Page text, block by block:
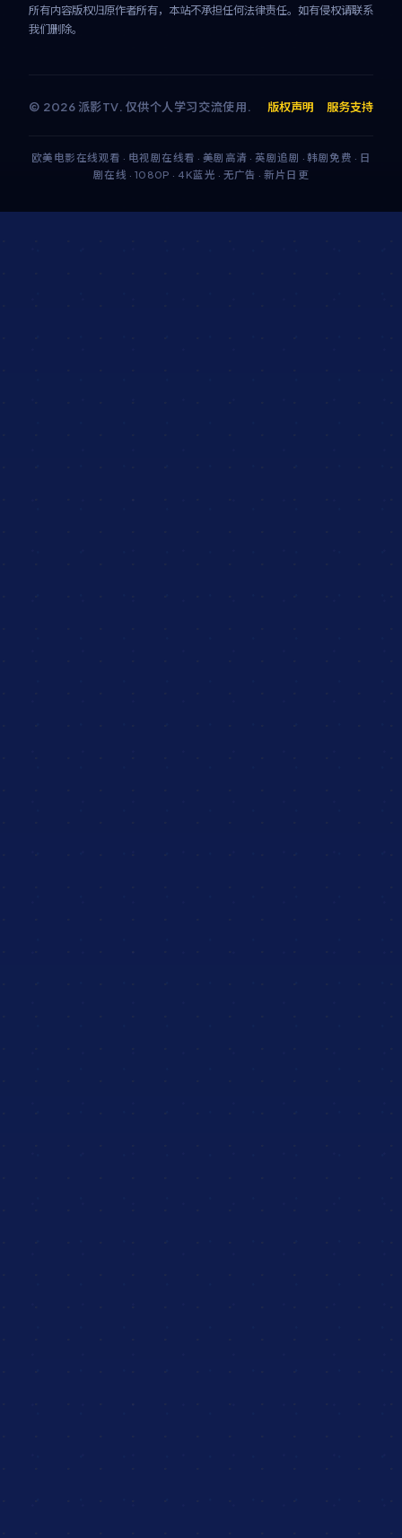
所有内容版权归原作者所有，本站不承担任何法律责任。如有侵权请联系
我们删除。
© 2026 派影TV. 仅供个人学习交流使用. 版权声明 服务支持
欧美电影在线观看 · 电视剧在线看 · 美剧高清 · 英剧追剧 · 韩剧免费 · 日
剧在线 · 1080P · 4K蓝光 · 无广告 · 新片日更